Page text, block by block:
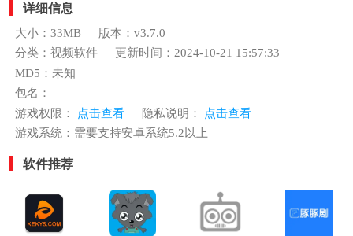
详细信息
大小：33MB
版本：v3.7.0
分类：视频软件
更新时间：2024-10-21 15:57:33
MD5：未知
包名：
游戏权限：
点击查看 隐私说明：
点击查看
游戏系统：需要支持安卓系统5.2以上
软件推荐